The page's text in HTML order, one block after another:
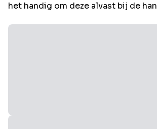
het handig om deze alvast bij de